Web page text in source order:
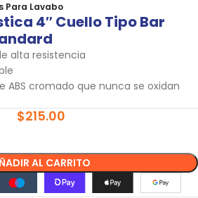
Para Lavabo
4″ Cuello Tipo Bar
alta resistencia
ABS cromado que nunca se oxidan
$215.00
AL CARRITO